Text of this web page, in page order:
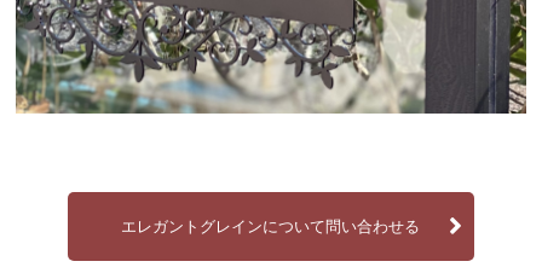
エレガントグレインについて問い合わせる